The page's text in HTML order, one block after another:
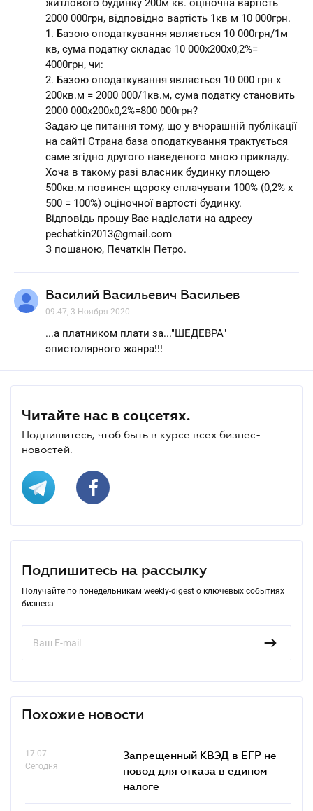
житлового будинку 200м кв. оціночна вартість
2000 000грн, відповідно вартість 1кв м 10 000грн.
1. Базою оподаткування являється 10 000грн/1м
кв, сума податку складає 10 000х200х0,2%=
4000грн, чи:
2. Базою оподаткування являється 10 000 грн х
200кв.м = 2000 000/1кв.м, сума податку становить
2000 000х200х0,2%=800 000грн?
Задаю це питання тому, що у вчорашній публікації
на сайті Страна база оподаткування трактується
саме згідно другого наведеного мною прикладу.
Хоча в такому разі власник будинку площею
500кв.м повинен щороку сплачувати 100% (0,2% х
500 = 100%) оціночної вартості будинку.
Відповідь прошу Вас надіслати на адресу
pechatkin2013@gmail.com
З пошаною, Печаткін Петро.
Василий Васильевич Васильев
09.47, 3 Ноября 2020
...а платником плати за..."ШЕДЕВРА"
эпистолярного жанра!!!
Читайте нас в соцсетях.
Подпишитесь, чтоб быть в курсе всех бизнес-
новостей.
Подпишитесь на рассылку
Получайте по понедельникам weekly-digest о ключевых событиях
бизнеса
Похожие новости
17.07
Сегодня
Запрещенный КВЭД в ЕГР не
повод для отказа в едином
налоге